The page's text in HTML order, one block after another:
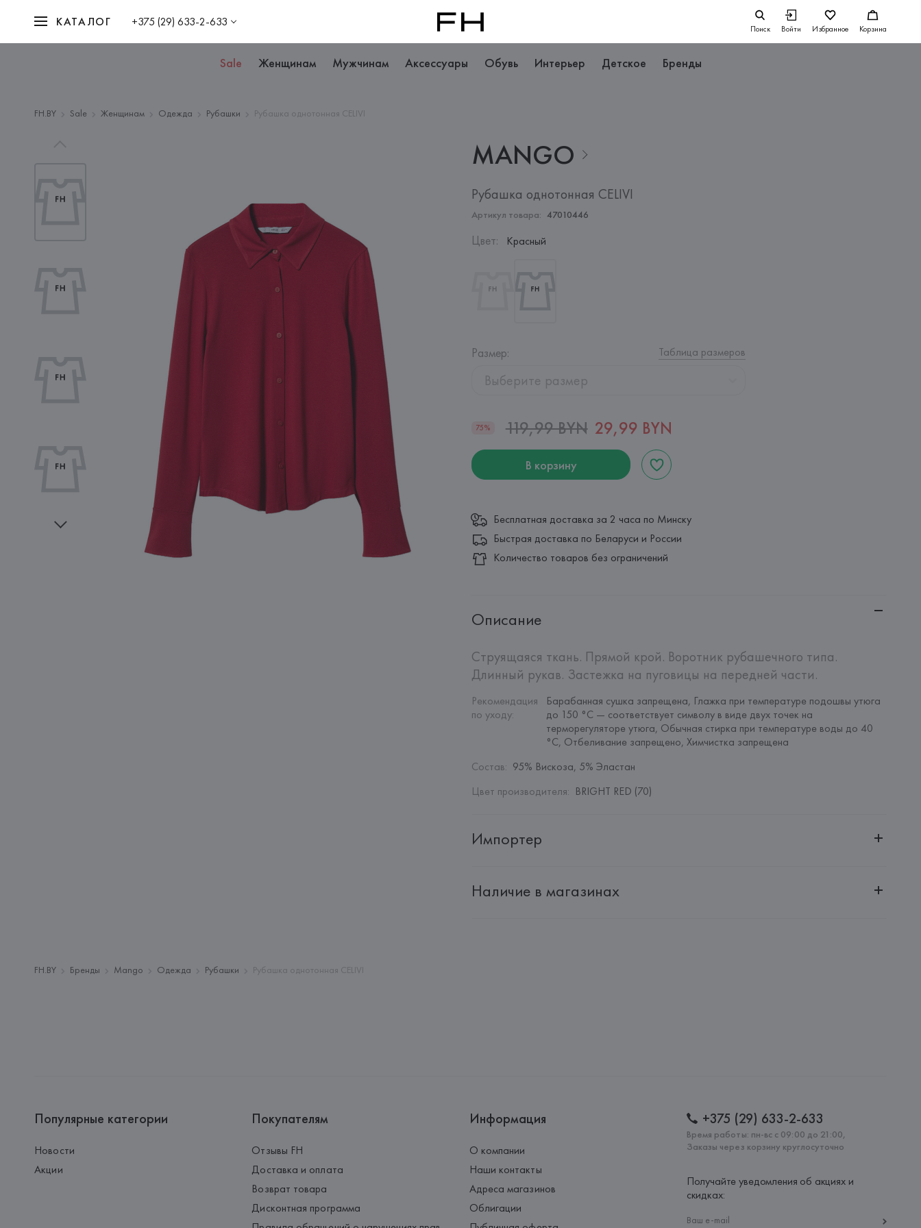
КАТАЛОГ +375 (29) 633-2-633 Поиск Войти Избранное Корзина
Sale Женщинам Мужчинам Аксессуары Обувь Интерьер Детское Бренды
FH.BY Sale Женщинам Одежда Рубашки Рубашка однотонная CELIVI
MANGO
Рубашка однотонная CELIVI
Артикул товара: 47010446
Цвет: Красный
Размер: Таблица размеров
Выберите размер
75% 119,99 BYN 29,99 BYN
В корзину
Бесплатная доставка за 2 часа по Минску
Быстрая доставка по Беларуси и России
Количество товаров без ограничений
Описание
Струящаяся ткань. Прямой крой. Воротник рубашечного типа.
Длинный рукав. Застежка на пуговицы на передней части.
Рекомендация
по уходу:
Барабанная сушка запрещена, Глажка при температуре подошвы утюга
до 150 °C — соответствует символу в виде двух точек на
терморегуляторе утюга, Обычная стирка при температуре воды до 40
°C, Отбеливание запрещено, Химчистка запрещена
Состав: 95% Вискоза, 5% Эластан
Цвет производителя: BRIGHT RED (70)
Импортер
Адрес: Республика Беларусь, 220030, г. Минск, ул. Немига, 5, пом. 39, ком. 1
Наличие в магазинах
FH.BY Бренды Mango Одежда Рубашки Рубашка однотонная CELIVI
Популярные категории
Новости
Акции
Покупателям
Отзывы FH
Доставка и оплата
Возврат товара
Дисконтная программа
Информация
О компании
Наши контакты
Адреса магазинов
Облигации
+375 (29) 633-2-633
Время работы: пн-вс с 09:00 до 21:00,
Заказы через корзину круглосуточно
Получайте уведомления об акциях и
скидках: